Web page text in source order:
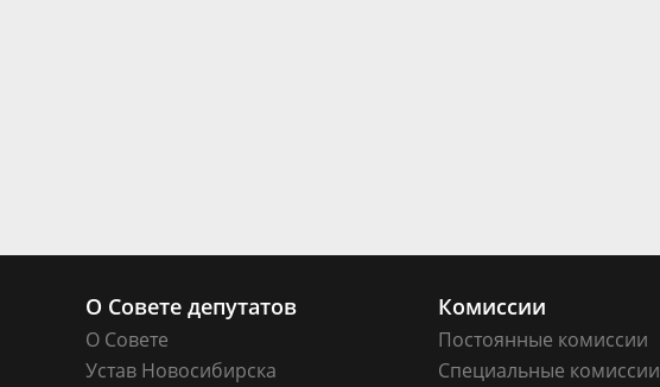
О Совете депутатов
О Совете
Устав Новосибирска
Комиссии
Постоянные комиссии
Специальные комиссии